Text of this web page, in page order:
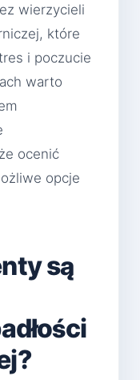
wierzycieli
które
i poczucie
warto
ocenić
opcje
są